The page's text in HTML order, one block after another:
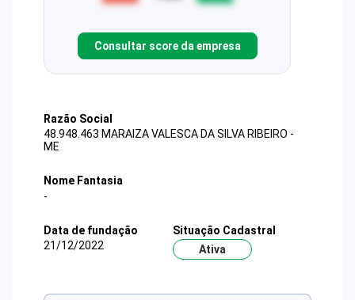
Consultar score da empresa
Razão Social
48.948.463 MARAIZA VALESCA DA SILVA RIBEIRO -
ME
Nome Fantasia
-
Data de fundação
21/12/2022
Situação Cadastral
Ativa